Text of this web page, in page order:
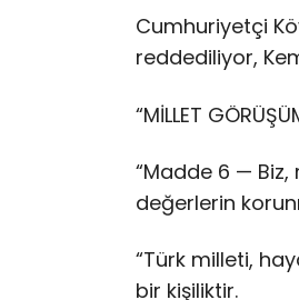
Cumhuriyetçi
reddediliyor,
“MİLLET
“Madde 6 —
değerlerin
“Türk milleti,
bir kişiliktir.